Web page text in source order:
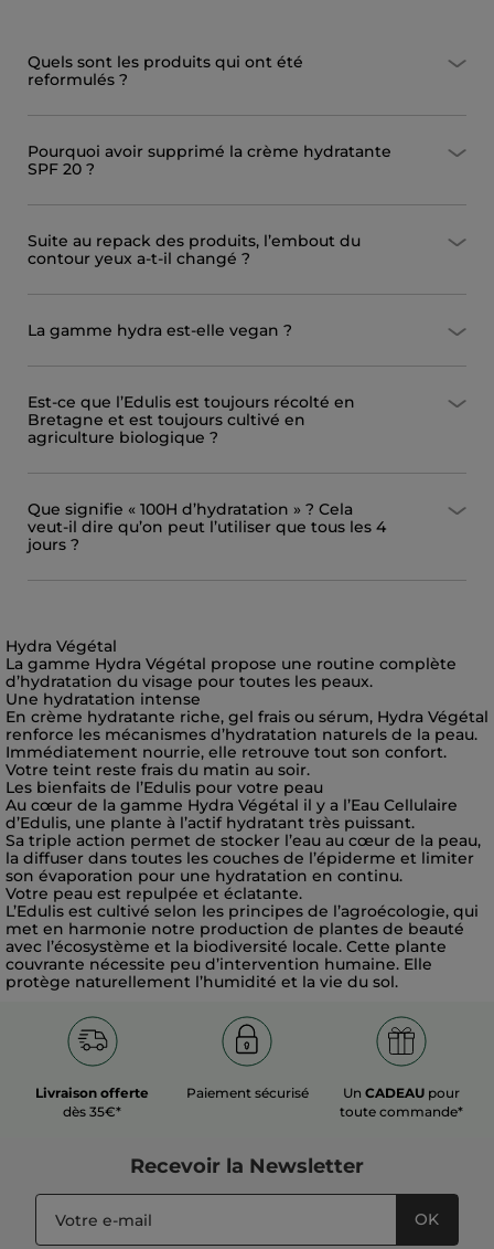
Quels sont les produits qui ont été
reformulés ?
Pourquoi avoir supprimé la crème hydratante
SPF 20 ?
Suite au repack des produits, l’embout du
contour yeux a-t-il changé ?
La gamme hydra est-elle vegan ?
Est-ce que l’Edulis est toujours récolté en
Bretagne et est toujours cultivé en
agriculture biologique ?
Que signifie « 100H d’hydratation » ? Cela
veut-il dire qu’on peut l’utiliser que tous les 4
jours ?
Hydra Végétal
La gamme Hydra Végétal propose une routine complète
d’hydratation du visage pour toutes les peaux.
Une hydratation intense
En crème hydratante riche, gel frais ou sérum, Hydra Végétal
renforce les mécanismes d’hydratation naturels de la peau.
Immédiatement nourrie, elle retrouve tout son confort.
Votre teint reste frais du matin au soir.
Les bienfaits de l’Edulis pour votre peau
Au cœur de la gamme Hydra Végétal il y a l’Eau Cellulaire
d’Edulis, une plante à l’actif hydratant très puissant.
Sa triple action permet de stocker l’eau au cœur de la peau,
la diffuser dans toutes les couches de l’épiderme et limiter
son évaporation pour une hydratation en continu.
Votre peau est repulpée et éclatante.
L’Edulis est cultivé selon les principes de l’agroécologie, qui
met en harmonie notre production de plantes de beauté
avec l’écosystème et la biodiversité locale. Cette plante
couvrante nécessite peu d’intervention humaine. Elle
protège naturellement l’humidité et la vie du sol.
Livraison offerte
dès 35€*
Paiement sécurisé UnCADEAU pour
toute commande*
Recevoir la Newsletter
OK